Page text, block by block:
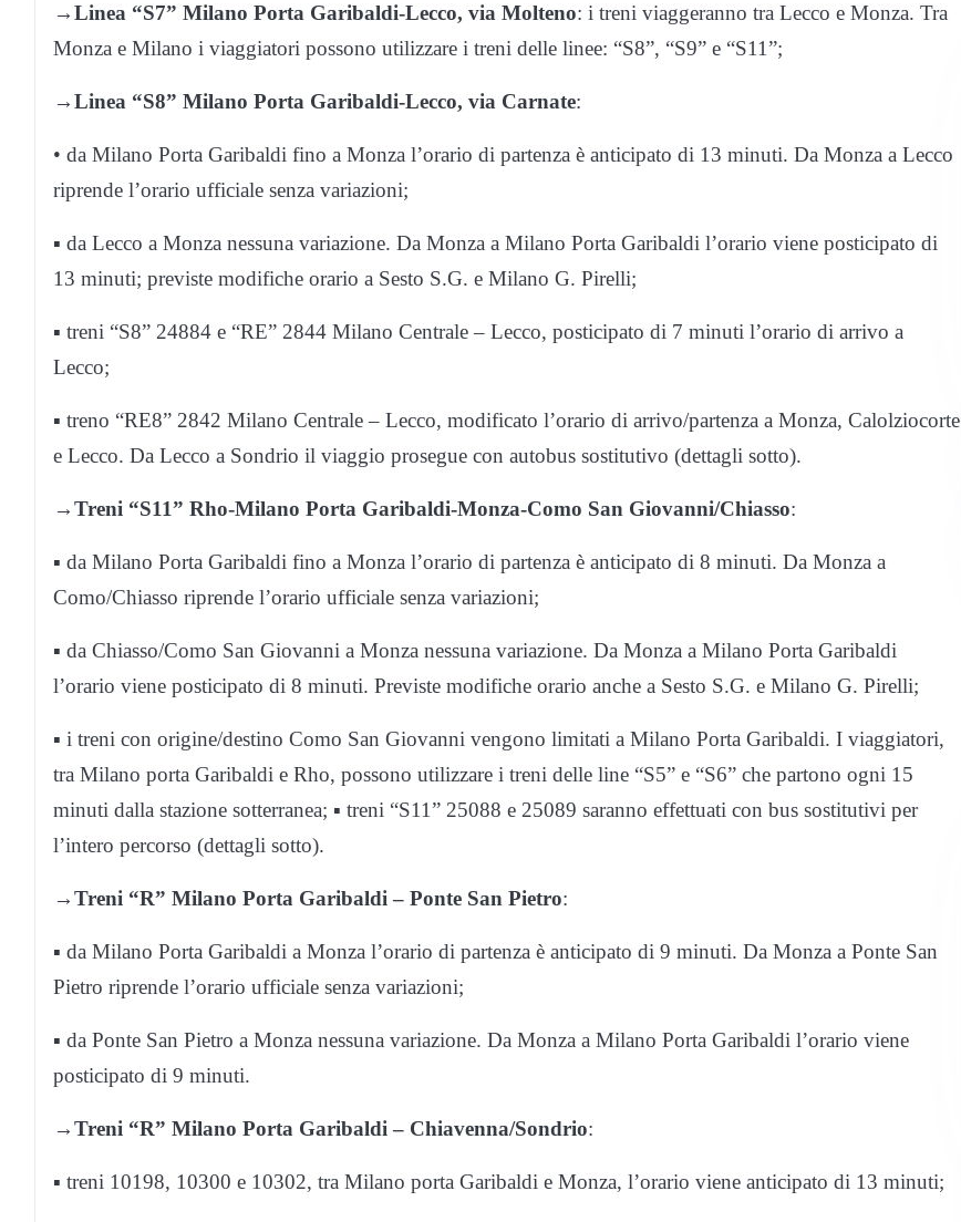
→Linea “S7” Milano Porta Garibaldi-Lecco, via Molteno: i treni viaggeranno tra Lecco e Monza. Tra
Monza e Milano i viaggiatori possono utilizzare i treni delle linee: “S8”, “S9” e “S11”;
→Linea “S8” Milano Porta Garibaldi-Lecco, via Carnate:
• da Milano Porta Garibaldi fino a Monza l’orario di partenza è anticipato di 13 minuti. Da Monza a Lecco
riprende l’orario ufficiale senza variazioni;
▪ da Lecco a Monza nessuna variazione. Da Monza a Milano Porta Garibaldi l’orario viene posticipato di
13 minuti; previste modifiche orario a Sesto S.G. e Milano G. Pirelli;
▪ treni “S8” 24884 e “RE” 2844 Milano Centrale – Lecco, posticipato di 7 minuti l’orario di arrivo a
Lecco;
▪ treno “RE8” 2842 Milano Centrale – Lecco, modificato l’orario di arrivo/partenza a Monza, Calolziocorte
e Lecco. Da Lecco a Sondrio il viaggio prosegue con autobus sostitutivo (dettagli sotto).
→Treni “S11” Rho-Milano Porta Garibaldi-Monza-Como San Giovanni/Chiasso:
▪ da Milano Porta Garibaldi fino a Monza l’orario di partenza è anticipato di 8 minuti. Da Monza a
Como/Chiasso riprende l’orario ufficiale senza variazioni;
▪ da Chiasso/Como San Giovanni a Monza nessuna variazione. Da Monza a Milano Porta Garibaldi
l’orario viene posticipato di 8 minuti. Previste modifiche orario anche a Sesto S.G. e Milano G. Pirelli;
▪ i treni con origine/destino Como San Giovanni vengono limitati a Milano Porta Garibaldi. I viaggiatori,
tra Milano porta Garibaldi e Rho, possono utilizzare i treni delle line “S5” e “S6” che partono ogni 15
minuti dalla stazione sotterranea; ▪ treni “S11” 25088 e 25089 saranno effettuati con bus sostitutivi per
l’intero percorso (dettagli sotto).
→Treni “R” Milano Porta Garibaldi – Ponte San Pietro:
▪ da Milano Porta Garibaldi a Monza l’orario di partenza è anticipato di 9 minuti. Da Monza a Ponte San
Pietro riprende l’orario ufficiale senza variazioni;
▪ da Ponte San Pietro a Monza nessuna variazione. Da Monza a Milano Porta Garibaldi l’orario viene
posticipato di 9 minuti.
→Treni “R” Milano Porta Garibaldi – Chiavenna/Sondrio:
▪ treni 10198, 10300 e 10302, tra Milano porta Garibaldi e Monza, l’orario viene anticipato di 13 minuti;